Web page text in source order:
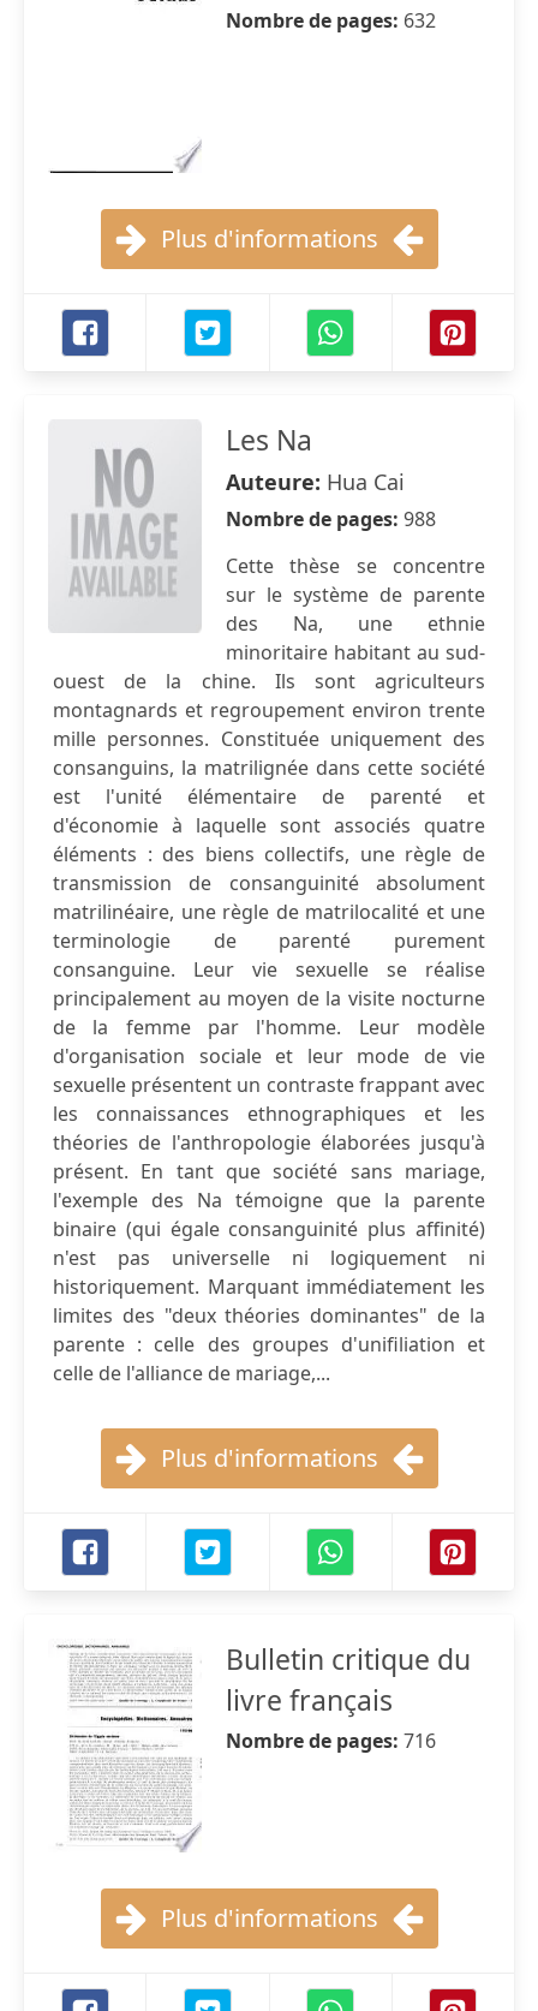
Nombre de pages: 632
Plus d'informations
Les Na
Auteure: Hua Cai
Nombre de pages: 988
Cette thèse se concentre
sur le système de parente
des Na, une ethnie
minoritaire habitant au sud-
ouest de la chine. Ils sont agriculteurs
montagnards et regroupement environ trente
mille personnes. Constituée uniquement des
consanguins, la matrilignée dans cette société
est l'unité élémentaire de parenté et
d'économie à laquelle sont associés quatre
éléments : des biens collectifs, une règle de
transmission de consanguinité absolument
matrilinéaire, une règle de matrilocalité et une
terminologie de parenté purement
consanguine. Leur vie sexuelle se réalise
principalement au moyen de la visite nocturne
de la femme par l'homme. Leur modèle
d'organisation sociale et leur mode de vie
sexuelle présentent un contraste frappant avec
les connaissances ethnographiques et les
théories de l'anthropologie élaborées jusqu'à
présent. En tant que société sans mariage,
l'exemple des Na témoigne que la parente
binaire (qui égale consanguinité plus affinité)
n'est pas universelle ni logiquement ni
historiquement. Marquant immédiatement les
limites des "deux théories dominantes" de la
parente : celle des groupes d'unifiliation et
celle de l'alliance de mariage,...
Plus d'informations
Bulletin critique du
livre français
Nombre de pages: 716
Plus d'informations